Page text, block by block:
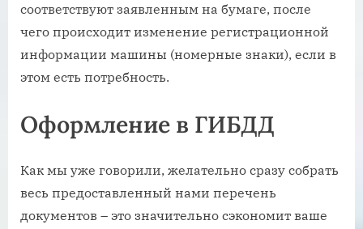
соответствуют заявленным на бумаге, после
чего происходит изменение регистрационной
информации машины (номерные знаки), если в
этом есть потребность.
Оформление в ГИБДД
Как мы уже говорили, желательно сразу собрать
весь предоставленный нами перечень
документов – это значительно сэкономит ваше